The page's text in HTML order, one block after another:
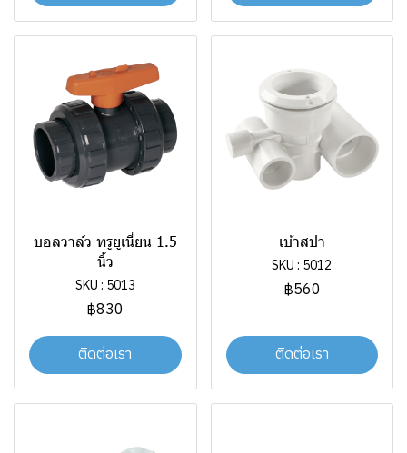
บอลวาล์ว ทรูยูเนี่ยน 1.5
นิ้ว
SKU : 5013
฿830
ติดต่อเรา
เบ้าสปา
SKU : 5012
฿560
ติดต่อเรา